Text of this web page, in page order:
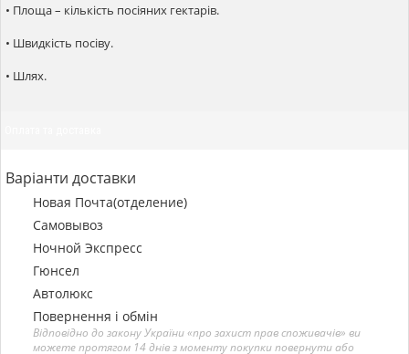
• Площа – кількість посіяних гектарів.
• Швидкість посіву.
• Шлях.
Варіанти доставки
Новая Почта(отделение)
Самовывоз
Ночной Экспресс
Гюнсел
Автолюкс
Повернення і обмін
Відповідно до закону України «про захист прав споживачів» ви
можете протягом 14 днів з моменту покупки повернути або